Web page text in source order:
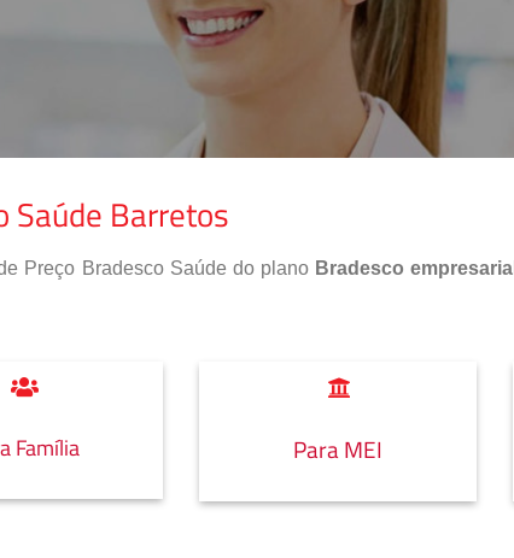
Saúde Barretos
Preço Bradesco Saúde do plano Bradesco empresarial
Família Para MEI